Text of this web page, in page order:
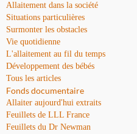
Allaitement dans la société
Situations particulières
Surmonter les obstacles
Vie quotidienne
L'allaitement au fil du temps
Développement des bébés
Tous les articles
Fonds documentaire
Allaiter aujourd'hui extraits
Feuillets de LLL France
Feuillets du Dr Newman